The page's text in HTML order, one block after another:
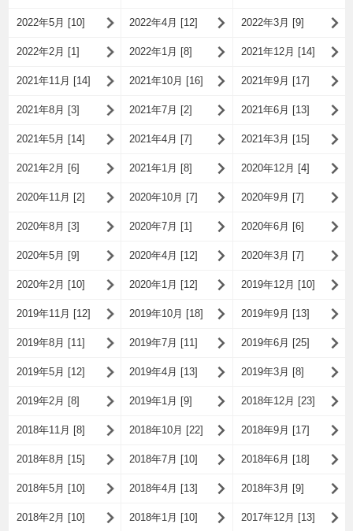
2022年5月 [10] 2022年4月 [12] 2022年3月 [9]
2022年2月 [1] 2022年1月 [8] 2021年12月 [14]
2021年11月 [14] 2021年10月 [16] 2021年9月 [17]
2021年8月 [3] 2021年7月 [2] 2021年6月 [13]
2021年5月 [14] 2021年4月 [7] 2021年3月 [15]
2021年2月 [6] 2021年1月 [8] 2020年12月 [4]
2020年11月 [2] 2020年10月 [7] 2020年9月 [7]
2020年8月 [3] 2020年7月 [1] 2020年6月 [6]
2020年5月 [9] 2020年4月 [12] 2020年3月 [7]
2020年2月 [10] 2020年1月 [12] 2019年12月 [10]
2019年11月 [12] 2019年10月 [18] 2019年9月 [13]
2019年8月 [11] 2019年7月 [11] 2019年6月 [25]
2019年5月 [12] 2019年4月 [13] 2019年3月 [8]
2019年2月 [8] 2019年1月 [9] 2018年12月 [23]
2018年11月 [8] 2018年10月 [22] 2018年9月 [17]
2018年8月 [15] 2018年7月 [10] 2018年6月 [18]
2018年5月 [10] 2018年4月 [13] 2018年3月 [9]
2018年2月 [10] 2018年1月 [10] 2017年12月 [13]